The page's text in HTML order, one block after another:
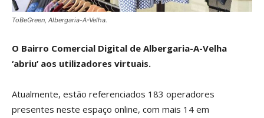
ToBeGreen, Albergaria-A-Velha.
O Bairro Comercial Digital de Albergaria-A-Velha
‘abriu’ aos utilizadores virtuais.
Atualmente, estão referenciados 183 operadores
presentes neste espaço online, com mais 14 em